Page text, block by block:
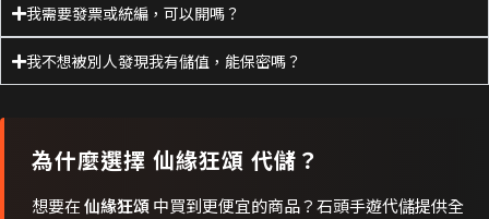
我需要發票或統編，可以開嗎？
我不想被別人發現我有儲值，能保密嗎？
為什麼選擇 仙緣狂頌 代儲？
想要在仙緣狂頌中買到更便宜的商品？石頭手遊代儲提供全